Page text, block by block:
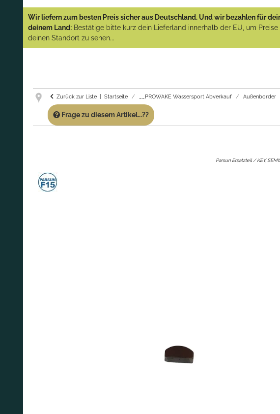
(Abverkauf)!
GARANTIE UND SERVICE:
Artikeln einfach an!
Wir liefern zum besten Preis sicher aus Deutschland. Und wir bezahlen für
deinem Land: Bestätige bitte kurz dein Lieferland innerhalb der EU, um
deinen Standort zu sehen...
Zurück zur Liste Startseite __PROWAKE Wassersport Abverkauf Außenborder
Frage zu diesem Artikel...??
Parsun Ersatzteil / KEY,